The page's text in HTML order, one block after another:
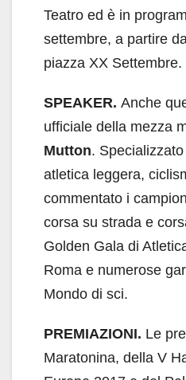
Teatro ed è in
settembre, a partire
piazza XX Settembre.
SPEAKER. Anche
ufficiale della mezza
Mutton.
atletica leggera,
commentato i
corsa su strada e
Golden Gala di
Roma e numerose
Mondo di sci.
PREMIAZIONI. Le
Maratonina, della V